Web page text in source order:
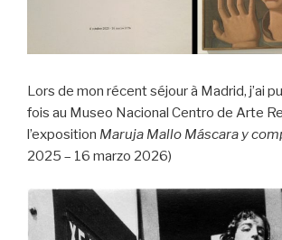
Lors de mon récent séjour à Madrid, j’ai
fois au Museo Nacional Centro de Arte
l’exposition Maruja Mallo Máscara y
2025 – 16 marzo 2026)